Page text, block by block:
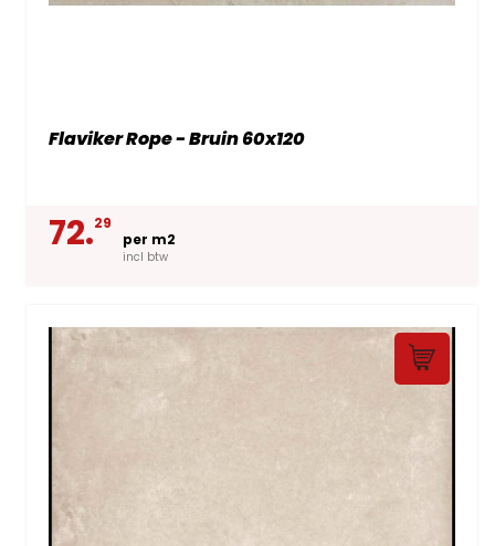
Flaviker Rope - Bruin 60x120
72.29
per m2
incl btw